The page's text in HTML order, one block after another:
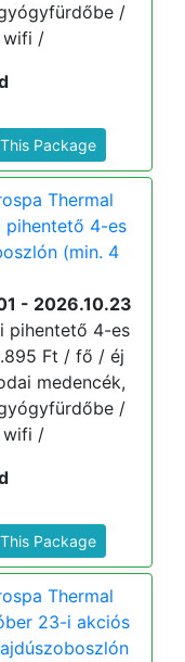
/
wifi /
Package
Thermal
pihentető 4-es
(min. 4
- 2026.10.23
pihentető 4-es
Ft / fő / éj
medencék,
/
wifi /
Package
Thermal
23-i akciós